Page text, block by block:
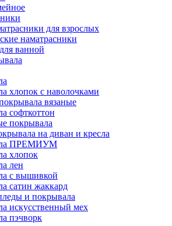
для взрослых
наматрасники
ванной
хлопок с наволочками
вязаные
софткоттон
покрывала
на диван и кресла
ПРЕМИУМ
хлопок
лен
с вышивкой
сатин жаккард
и покрывала
искусственный мех
пэчворк